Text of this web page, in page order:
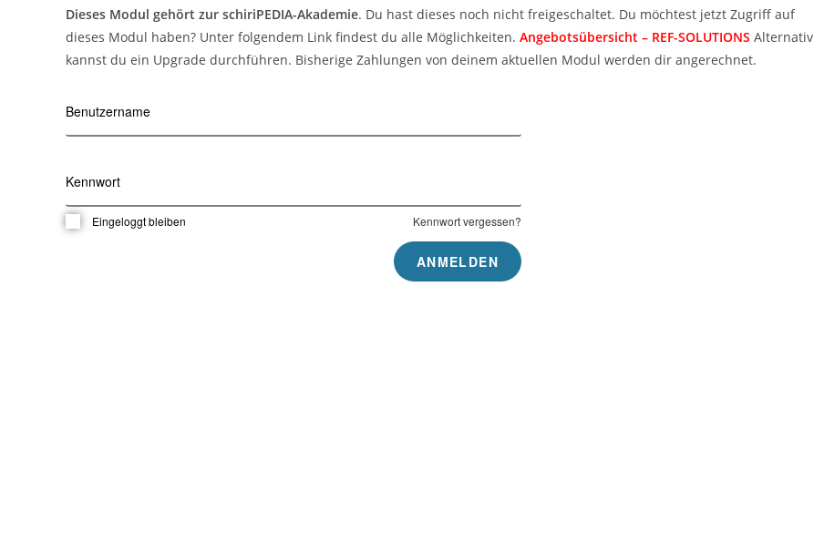
Dieses Modul gehört zur schiriPEDIA-Akademie. Du hast dieses noch nicht freigeschaltet. Du möchtest jetzt Zugriff auf
dieses Modul haben? Unter folgendem Link findest du alle Möglichkeiten. Angebotsübersicht – REF-SOLUTIONS Alternativ
kannst du ein Upgrade durchführen. Bisherige Zahlungen von deinem aktuellen Modul werden dir angerechnet.
Benutzername
Kennwort
Eingeloggt bleiben Kennwort vergessen?